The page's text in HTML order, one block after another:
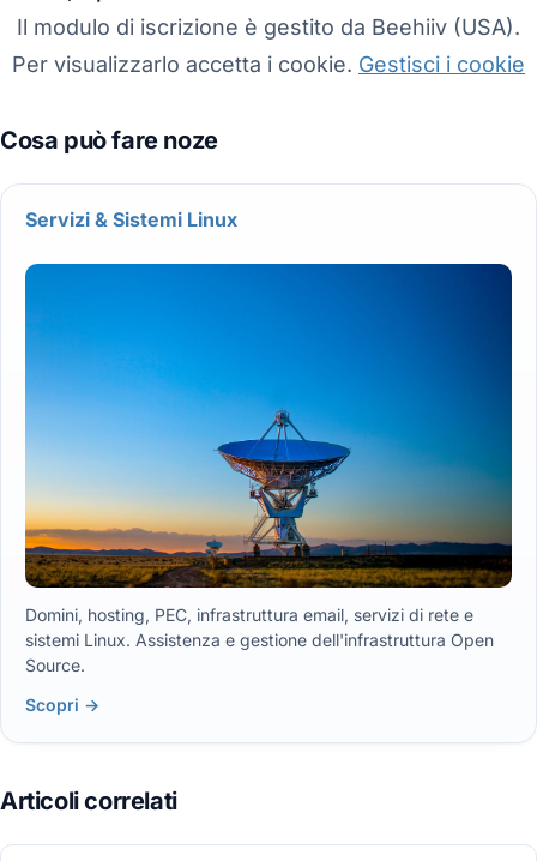
Servizi & Sistemi Linux
Domini, hosting, PEC, infrastruttura email, servizi di rete e
sistemi Linux. Assistenza e gestione dell'infrastruttura Open
Source.
Scopri →
Il modulo di iscrizione è gestito da Beehiiv (USA).
Per visualizzarlo accetta i cookie. Gestisci i cookie